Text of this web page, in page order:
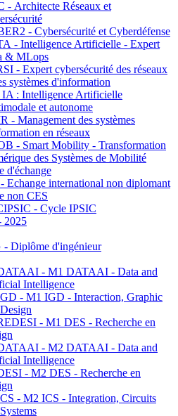
- Architecte Réseaux et
- Cybersécurité et Cyberdéfense
- Intelligence Artificielle - Expert
& MLops
- Expert cybersécurité des réseaux
systèmes d'information
: Intelligence Artificielle
et autonome
- Management des systèmes
en réseaux
- Smart Mobility - Transformation
des Systèmes de Mobilité
d'échange
Echange international non diplomant
non CES
- Cycle IPSIC
2025
- Diplôme d'ingénieur
- M1 DATAAI - Data and
Intelligence
- M1 IGD - Interaction, Graphic
- M1 DES - Recherche en
- M2 DATAAI - Data and
Intelligence
- M2 DES - Recherche en
- M2 ICS - Integration, Circuits